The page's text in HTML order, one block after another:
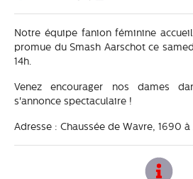
Notre équipe fanion féminine
promue du Smash Aarschot ce
14h.
Venez encourager nos dames
s'annonce spectaculaire !
Adresse : Chaussée de Wavre, 1690